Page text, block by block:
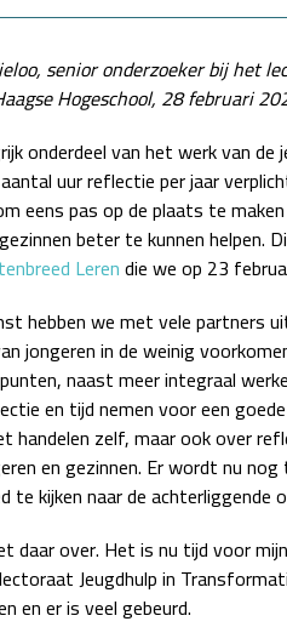
senior onderzoeker bij het
Hogeschool, 28 februari
onderdeel van het werk van de
uur reflectie per jaar
eens pas op de plaats te
beter te kunnen helpen.
Lerendie we op 23
hebben we met vele partners
jongeren in de weinig
naast meer integraal
en tijd nemen voor een
handelen zelf, maar ook over
en gezinnen. Er wordt nu
te kijken naar de achterliggende
daar over. Het is nu tijd voor
Jeugdhulp in
en er is veel gebeurd.